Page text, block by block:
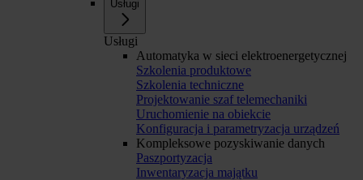
Usługi
Usługi
Automatyka w sieci elektroenergetycznej
Szkolenia produktowe
Szkolenia techniczne
Projektowanie szaf telemechaniki
Uruchomienie na obiekcie
Konfiguracja i parametryzacja urządzeń
Kompleksowe pozyskiwanie danych
Paszportyzacja
Inwentaryzacja majątku